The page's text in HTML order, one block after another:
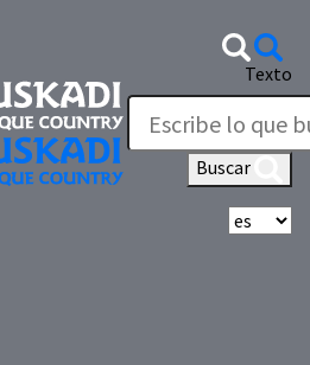
Texto
Buscar